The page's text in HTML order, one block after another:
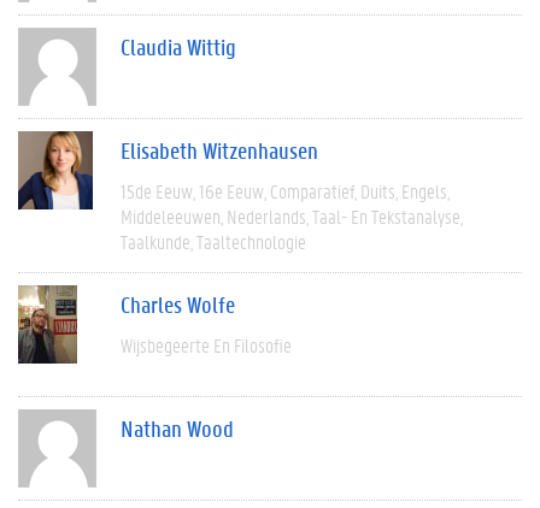
Claudia Wittig
Elisabeth Witzenhausen
15de Eeuw 16e Eeuw Comparatief Duits Engels
Middeleeuwen Nederlands Taal- En Tekstanalyse
Taalkunde Taaltechnologie
Charles Wolfe
Wijsbegeerte En Filosofie
Nathan Wood